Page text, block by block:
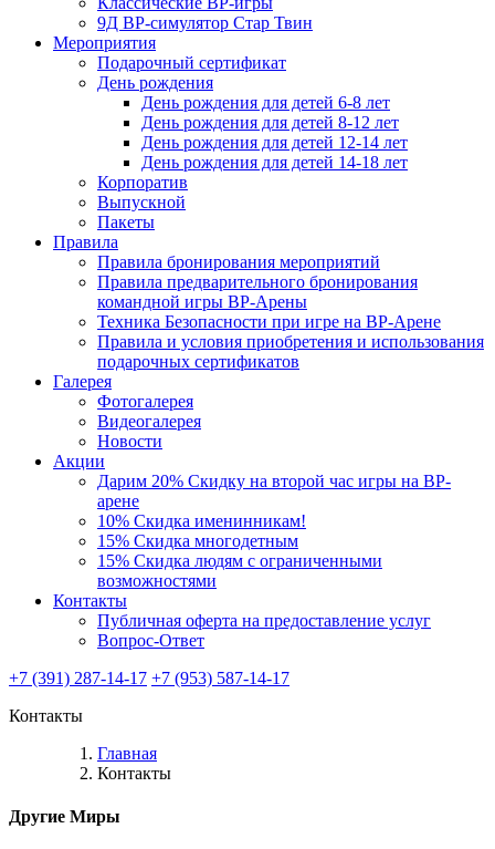
9Д ВР-симулятор Стар Твин
Мероприятия
Подарочный сертификат
День рождения
День рождения для детей 6-8 лет
День рождения для детей 8-12 лет
День рождения для детей 12-14 лет
День рождения для детей 14-18 лет
Корпоратив
Выпускной
Пакеты
Правила
Правила бронирования мероприятий
Правила предварительного бронирования
командной игры ВР-Арены
Техника Безопасности при игре на ВР-Арене
Правила и условия приобретения и использования
подарочных сертификатов
Галерея
Фотогалерея
Видеогалерея
Новости
Акции
Дарим 20% Скидку на второй час игры на ВР-
арене
10% Скидка именинникам!
15% Скидка многодетным
15% Скидка людям с ограниченными
возможностями
Контакты
Публичная оферта на предоставление услуг
Вопрос-Ответ
+7 (391) 287-14-17 +7 (953) 587-14-17
Контакты
Главная
Контакты
Другие Миры